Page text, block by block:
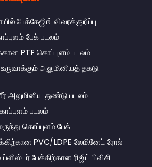
பேக்கேஜிங் விவரக்குறிப்பு
பேக் படலம்
PTP கொப்புளம் படலம்
அலுமினியத் தகடு
துண்டு படலம்
படலம்
மருந்து கொப்புளம் பேக்
PVC/LDPE லேமினேட் ரோல்
பேக்கிற்கான ரிஜிட் பிவிசி